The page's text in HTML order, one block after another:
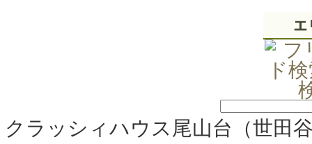
クラッシィハウス尾山台（世田